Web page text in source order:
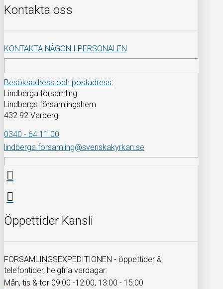
Kontakta oss
KONTAKTA NÅGON I PERSONALEN
Besöksadress och postadress:
Lindberga församling
Lindbergs församlingshem
432 92 Varberg
0340 - 64 11 00
lindberga.forsamling@svenskakyrkan.se
Öppettider Kansli
FÖRSAMLINGSEXPEDITIONEN - öppettider &
telefontider, helgfria vardagar:
Mån, tis & tor 09:00 -12:00, 13:00 - 15:00